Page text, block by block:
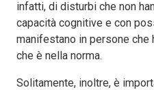
infatti, di disturbi che non
capacità cognitive e con
manifestano in persone
che è nella norma.
Solitamente, inoltre, è